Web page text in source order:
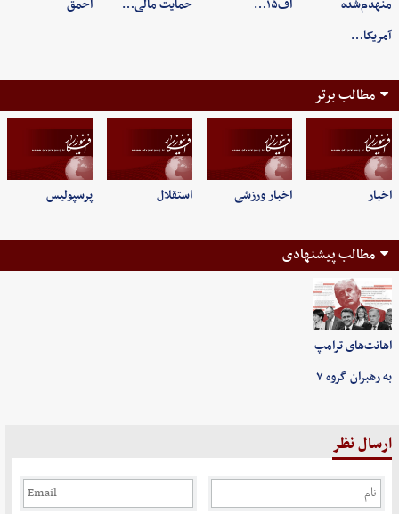
منهدم‌شده
آمریکا…
اف۱۵… حمایت مالی… احمق
مطالب برتر
اخبار اخبار ورزشی استقلال پرسپولیس
مطالب پیشنهادی
اهانت‌های ترامپ
به رهبران گروه ۷
ارسال نظر